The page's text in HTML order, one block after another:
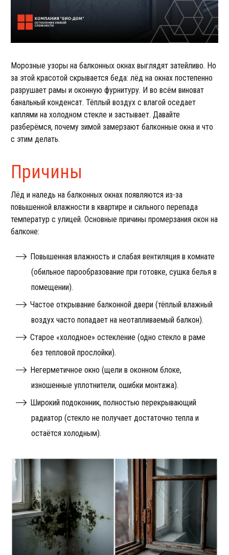
Морозные узоры на балконных окнах выглядят затейливо. Но
за этой красотой скрывается беда: лёд на окнах постепенно
разрушает рамы и оконную фурнитуру. И во всём виноват
банальный конденсат. Тёплый воздух с влагой оседает
каплями на холодном стекле и застывает. Давайте
разберёмся, почему зимой замерзают балконные окна и что
с этим делать.
Причины
Лёд и наледь на балконных окнах появляются из-за
повышенной влажности в квартире и сильного перепада
температур с улицей. Основные причины промерзания окон на
балконе:
Повышенная влажность и слабая вентиляция в комнате
(обильное парообразование при готовке, сушка белья в
помещении).
Частое открывание балконной двери (тёплый влажный
воздух часто попадает на неотапливаемый балкон).
Старое «холодное» остекление (одно стекло в раме
без тепловой прослойки).
Негерметичное окно (щели в оконном блоке,
изношенные уплотнители, ошибки монтажа).
Широкий подоконник, полностью перекрывающий
радиатор (стекло не получает достаточно тепла и
остаётся холодным).